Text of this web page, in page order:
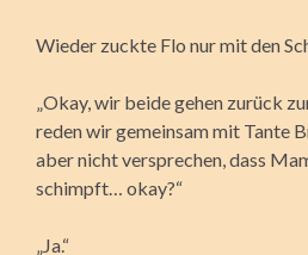
Wieder zuckte Flo nur mit den
„Okay, wir beide gehen zurück
reden wir gemeinsam mit Tante
aber nicht versprechen, dass
schimpft… okay?“
„Ja.“